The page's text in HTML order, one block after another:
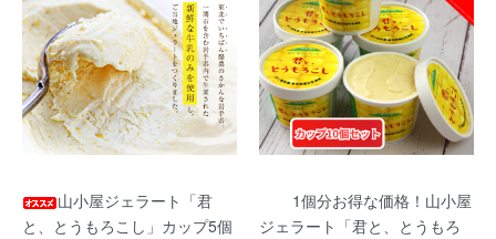
山小屋ジェラート「君
と、とうもろこし」カップ5個
1個分お得な価格！山小屋
ジェラート「君と、とうもろ